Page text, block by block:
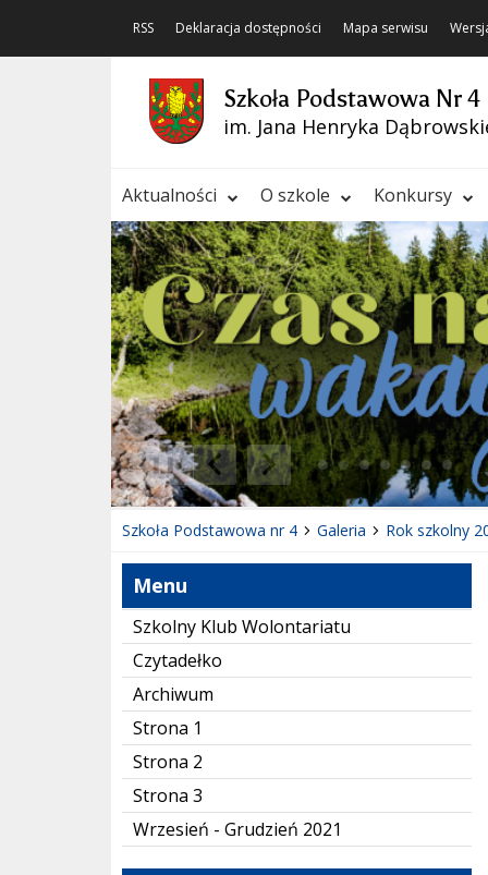
RSS Deklaracja dostępności Mapa serwisu
Szkoła Podstawowa Nr 4
im. Jana Henryka
Aktualności O szkole Konkursy
Poprzedni Element
Następny Element
❚❚
Szkoła Podstawowa nr 4 Galeria Rok szkolny
Menu
Szkolny Klub Wolontariatu
Czytadełko
Archiwum
Strona 1
Strona 2
Strona 3
Wrzesień - Grudzień 2021